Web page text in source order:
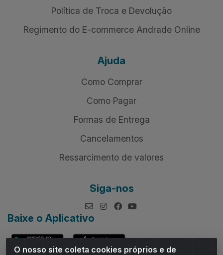
O nosso site coleta cookies próprios e de
Política de Troca e Devolução
Regimento do E-commerce Andrade Online
Ajuda
Como Comprar
Como Pagar
Formas de Entrega
Cancelamentos
Ressarcimento de valores
Siga-nos
Baixe o Aplicativo